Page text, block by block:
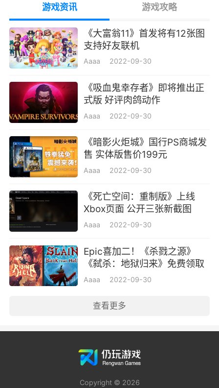
游戏资讯 游戏攻略
《大富翁11》首发将有12张图
支持好友联机
Aaaa 2022-09-30
《吸血鬼幸存者》即将推出正
式版 好评肉鸽动作
Aaaa 2022-09-30
《暗影火炬城》国行PS商城发
售 实体版售价199元
Aaaa 2022-09-30
《死亡空间：重制版》上线
Xbox页面 公开三张新截图
Aaaa 2022-09-30
Epic喜加二！《杀戮之源》
《弑杀：地狱归来》免费领取
地址
Aaaa 2022-09-30
查看更多
Copyright © 2026